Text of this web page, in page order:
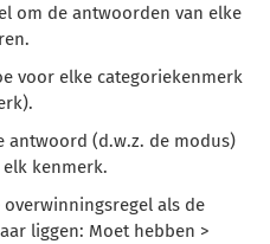
om de antwoorden van elke
voor elke categoriekenmerk
antwoord (d.w.z. de modus)
kenmerk.
als de
liggen: Moet hebben >